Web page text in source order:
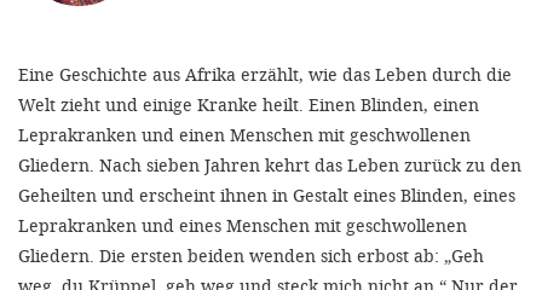
Eine Geschichte aus Afrika erzählt, wie das Leben durch die
Welt zieht und einige Kranke heilt. Einen Blinden, einen
Leprakranken und einen Menschen mit geschwollenen
Gliedern. Nach sieben Jahren kehrt das Leben zurück zu den
Geheilten und erscheint ihnen in Gestalt eines Blinden, eines
Leprakranken und eines Menschen mit geschwollenen
Gliedern. Die ersten beiden wenden sich erbost ab: „Geh
DECLINE
AGREE